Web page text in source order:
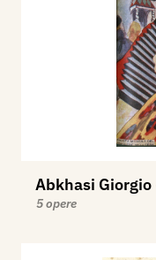
Abkhasi Giorgio
5 opere